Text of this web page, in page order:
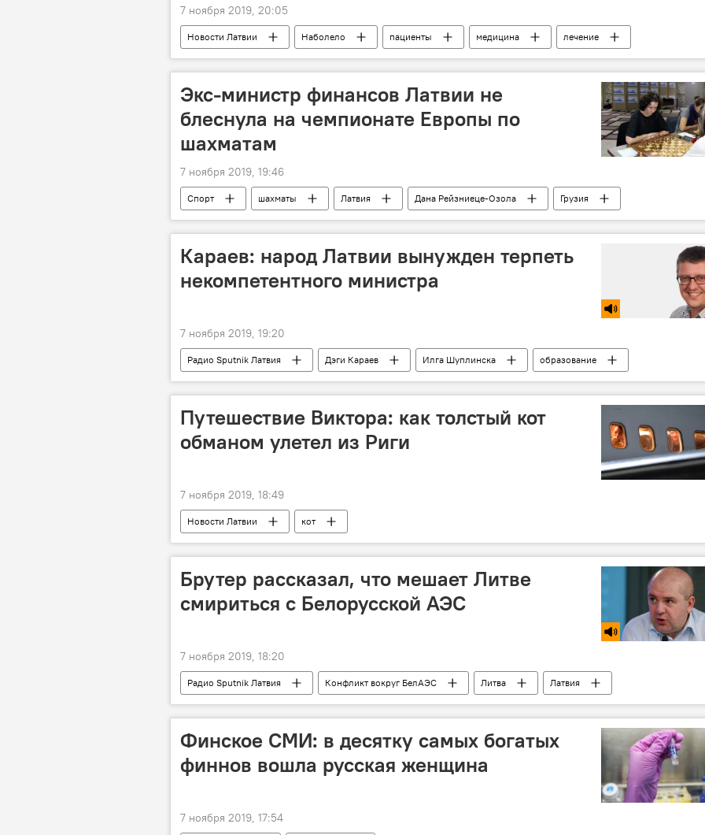
7 ноября 2019, 20:05
Новости Латвии Наболело пациенты медицина
лечение
Латвия
Экс-министр финансов Латвии не
блеснула на чемпионате Европы по
шахматам
7 ноября 2019, 19:46
Спорт шахматы Латвия Дана Рейзниеце-Озола Грузия
Караев: народ Латвии вынужден терпеть
некомпетентного министра
7 ноября 2019, 19:20
Радио Sputnik Латвия Дэги Караев Илга Шуплинска
образование
Латвия
министр
Путешествие Виктора: как толстый кот
обманом улетел из Риги
7 ноября 2019, 18:49
Новости Латвии кот
Брутер рассказал, что мешает Литве
смириться с Белорусской АЭС
7 ноября 2019, 18:20
Радио Sputnik Латвия Конфликт вокруг БелАЭС Литва
Латвия
Владимир Брутер
БелАЭС
Финское СМИ: в десятку самых богатых
финнов вошла русская женщина
7 ноября 2019, 17:54